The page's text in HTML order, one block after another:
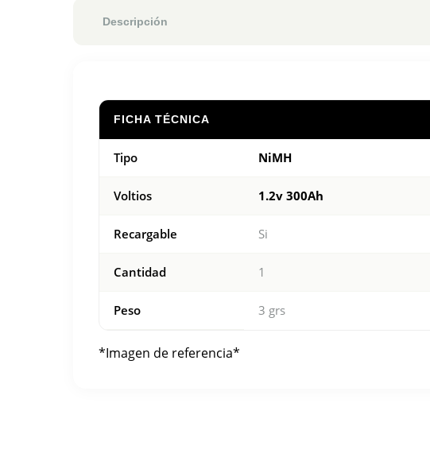
Descripción
FICHA TÉCNICA
Tipo NiMH
Voltios 1.2v 300Ah
Recargable Si
Cantidad 1
Peso 3 grs
*Imagen de referencia*